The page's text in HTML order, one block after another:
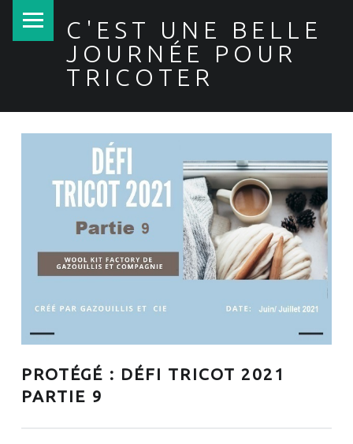
C'EST UNE BELLE
JOURNÉE POUR
TRICOTER
PROTÉGÉ : DÉFI TRICOT 2021
PARTIE 9